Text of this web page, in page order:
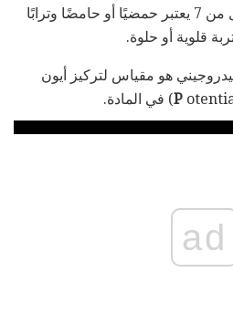
كعلامة محايدة. أي شيء أقل من 7 يعتبر حمضيًا أو حامضًا وترابًا
هو مقياس لتركيز أيون
P
ad